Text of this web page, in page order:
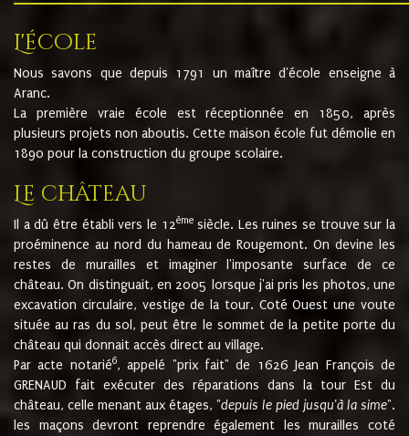
L'école
Nous savons que depuis 1791 un maître d'école enseigne à
Aranc.
La première vraie école est réceptionnée en 1850, après
plusieurs projets non aboutis. Cette maison école fut démolie en
1890 pour la construction du groupe scolaire.
Le château
Il a dû être établi vers le 12èmesiècle. Les ruines se trouve sur la
proéminence au nord du hameau de Rougemont. On devine les
restes de murailles et imaginer l'imposante surface de ce
château. On distinguait, en 2005 lorsque j'ai pris les photos, une
excavation circulaire, vestige de la tour. Coté Ouest une voute
située au ras du sol, peut être le sommet de la petite porte du
château qui donnait accès direct au village.
Par acte notarié6, appelé "prix fait" de 1626 Jean François de
GRENAUD fait exécuter des réparations dans la tour Est du
château, celle menant aux étages, "depuis le pied jusqu'à la sime".
les maçons devront reprendre également les murailles coté